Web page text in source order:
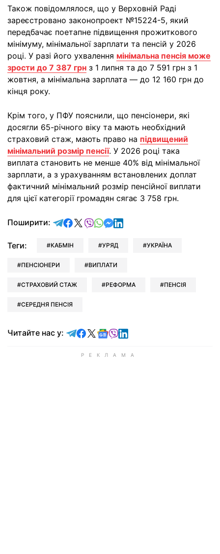
Також повідомлялося, що у Верховній Раді
зареєстровано законопроект №15224-5, який
передбачає поетапне підвищення прожиткового
мінімуму, мінімальної зарплати та пенсій у 2026
році. У разі його ухвалення мінімальна пенсія може
зрости до 7 387 грн з 1 липня та до 7 591 грн з 1
жовтня, а мінімальна зарплата — до 12 160 грн до
кінця року.
Крім того, у ПФУ пояснили, що пенсіонери, які
досягли 65-річного віку та мають необхідний
страховий стаж, мають право на підвищений
мінімальний розмір пенсії. У 2026 році така
виплата становить не менше 40% від мінімальної
зарплати, а з урахуванням встановлених доплат
фактичний мінімальний розмір пенсійної виплати
для цієї категорії громадян сягає 3 758 грн.
Поширити: відправити у Telegram
поділитись у Facebook
поділитись у X
відправити у Viber
відправити у Whatsapp
відправити у Messenger
відправити у LinkedIn
Теги: КАБМІН УРЯД УКРАЇНА
ПЕНСІОНЕРИ ВИПЛАТИ
СТРАХОВИЙ СТАЖ РЕФОРМА ПЕНСІЯ
СЕРЕДНЯ ПЕНСІЯ
Читайте нас у: Читайте у Telegram
Читайте у Facebook
Читайте у X
Читайте у Google news
Читайте у Viber
Читайте у LinkedIn